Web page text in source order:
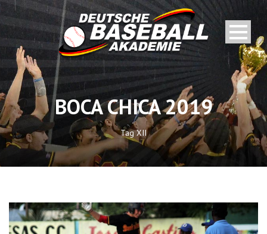
BOCA CHICA 2019
Tag XII